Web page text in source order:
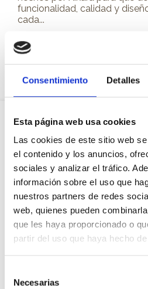
Consentimiento Detalles
Esta página web usa cookies
Las cookies de este sitio web
el contenido y los anuncios,
sociales y analizar el tráfico.
información sobre el uso que
nuestros partners de redes
web, quienes pueden
que les haya proporcionado o
partir del uso que haya hecho
Necesarias
funcionalidad, calidad y
cada...
Leer más
Sobre Xíkara
Inicio
Blog
Reseñas Google